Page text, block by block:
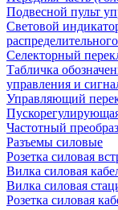
Подвесной пульт
Световой
Селекторный
Табличка
управления и
Управляющий
Частотный
Разъемы силовые
Розетка силовая
Вилка силовая
Вилка силовая
Розетка силовая